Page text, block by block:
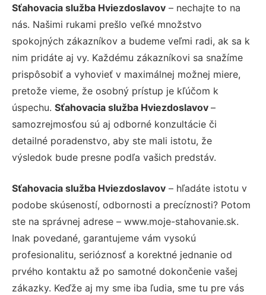
Sťahovacia služba Hviezdoslavov – nechajte to na
nás. Našimi rukami prešlo veľké množstvo
spokojných zákazníkov a budeme veľmi radi, ak sa k
nim pridáte aj vy. Každému zákazníkovi sa snažíme
prispôsobiť a vyhovieť v maximálnej možnej miere,
pretože vieme, že osobný prístup je kľúčom k
úspechu. Sťahovacia služba Hviezdoslavov –
samozrejmosťou sú aj odborné konzultácie či
detailné poradenstvo, aby ste mali istotu, že
výsledok bude presne podľa vašich predstáv.
Sťahovacia služba Hviezdoslavov – hľadáte istotu v
podobe skúseností, odbornosti a precíznosti? Potom
ste na správnej adrese – www.moje-stahovanie.sk.
Inak povedané, garantujeme vám vysokú
profesionalitu, serióznosť a korektné jednanie od
prvého kontaktu až po samotné dokončenie vašej
zákazky. Keďže aj my sme iba ľudia, sme tu pre vás